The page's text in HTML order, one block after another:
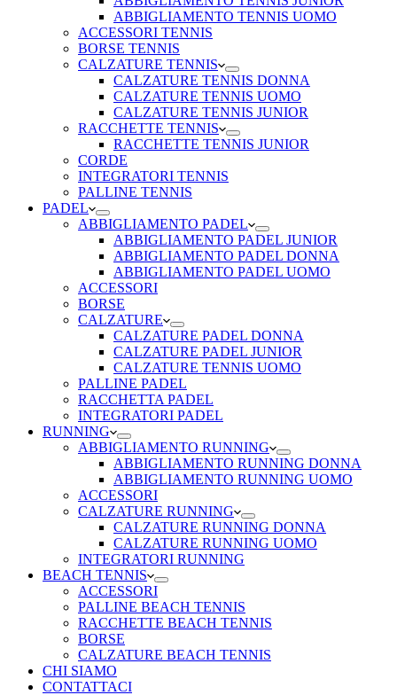
ABBIGLIAMENTO TENNIS UOMO
ACCESSORI TENNIS
BORSE TENNIS
CALZATURE TENNIS
CALZATURE TENNIS DONNA
CALZATURE TENNIS UOMO
CALZATURE TENNIS JUNIOR
RACCHETTE TENNIS
RACCHETTE TENNIS JUNIOR
CORDE
INTEGRATORI TENNIS
PALLINE TENNIS
PADEL
ABBIGLIAMENTO PADEL
ABBIGLIAMENTO PADEL JUNIOR
ABBIGLIAMENTO PADEL DONNA
ABBIGLIAMENTO PADEL UOMO
ACCESSORI
BORSE
CALZATURE
CALZATURE PADEL DONNA
CALZATURE PADEL JUNIOR
CALZATURE TENNIS UOMO
PALLINE PADEL
RACCHETTA PADEL
INTEGRATORI PADEL
RUNNING
ABBIGLIAMENTO RUNNING
ABBIGLIAMENTO RUNNING DONNA
ABBIGLIAMENTO RUNNING UOMO
ACCESSORI
CALZATURE RUNNING
CALZATURE RUNNING DONNA
CALZATURE RUNNING UOMO
INTEGRATORI RUNNING
BEACH TENNIS
ACCESSORI
PALLINE BEACH TENNIS
RACCHETTE BEACH TENNIS
BORSE
CALZATURE BEACH TENNIS
CHI SIAMO
CONTATTACI